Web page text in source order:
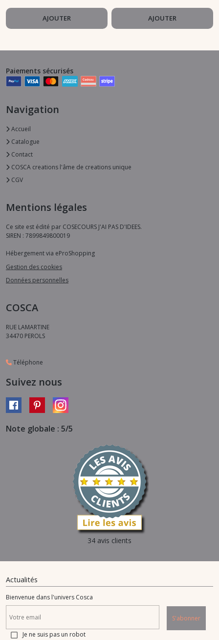
AJOUTER AJOUTER
Paiements sécurisés
Navigation
Accueil
Catalogue
Contact
COSCA creations l'âme de creations unique
CGV
Mentions légales
Ce site est édité par COSECOURS J'AI PAS D'IDEES.
SIREN : 7899849800019
Hébergement via eProShopping
Gestion des cookies
Données personnelles
COSCA
RUE LAMARTINE
34470 PEROLS
Téléphone
Suivez nous
Note globale : 5/5
34 avis clients
Actualités
Bienvenue dans l'univers Cosca
S'abonner
Je ne suis pas un robot